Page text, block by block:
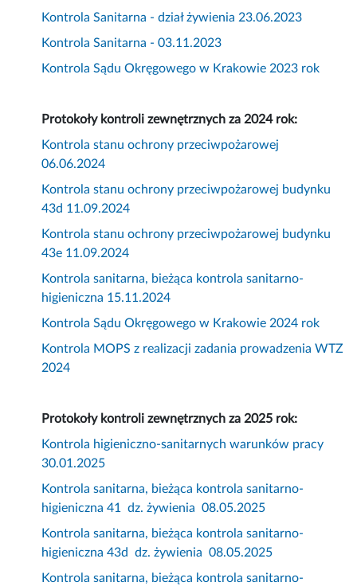
Kontrola Sanitarna - dział żywienia 23.06.2023
Kontrola Sanitarna - 03.11.2023
Kontrola Sądu Okręgowego w Krakowie 2023 rok
Protokoły kontroli zewnętrznych za 2024 rok:
Kontrola stanu ochrony przeciwpożarowej
06.06.2024
Kontrola stanu ochrony przeciwpożarowej budynku
43d 11.09.2024
Kontrola stanu ochrony przeciwpożarowej budynku
43e 11.09.2024
Kontrola sanitarna, bieżąca kontrola sanitarno-
higieniczna 15.11.2024
Kontrola Sądu Okręgowego w Krakowie 2024 rok
Kontrola MOPS z realizacji zadania prowadzenia WTZ
2024
Protokoły kontroli zewnętrznych za 2025 rok:
Kontrola higieniczno-sanitarnych warunków pracy
30.01.2025
Kontrola sanitarna, bieżąca kontrola sanitarno-
higieniczna 41 dz. żywienia 08.05.2025
Kontrola sanitarna, bieżąca kontrola sanitarno-
higieniczna 43d dz. żywienia 08.05.2025
Kontrola sanitarna, bieżąca kontrola sanitarno-